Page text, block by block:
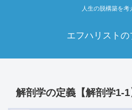
人生の脱構築を考
エフハリストの
解剖学の定義【解剖学1‐1